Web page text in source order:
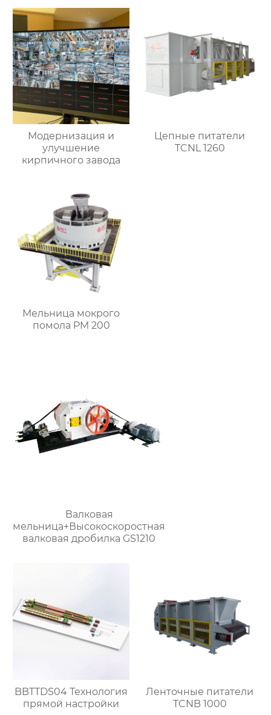
Модернизация и
улучшение
кирпичного завода
Цепные питатели
TCNL 1260
Мельница мокрого
помола PM 200
Валковая
мельница+Высокоскоростная
валковая дробилка GS1210
BBTTDS04 Технология
прямой настройки
Ленточные питатели
TCNB 1000